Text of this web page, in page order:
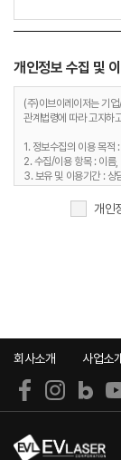
개인정보 수집 및
(주)이브이레이저는 기
관계법령에 따라 고지하
1. 정보수집의 이용 목적
2. 수집/이용 항목 : 이름
3. 보유 및 이용기간 : 상
개인
회사소개 사업소